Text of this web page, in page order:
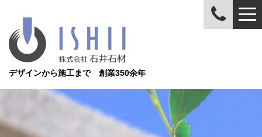
デザインから施工まで 創業350余年